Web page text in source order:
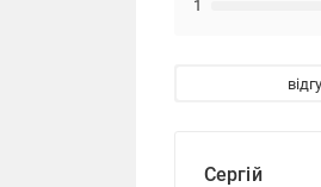
1
Сергій